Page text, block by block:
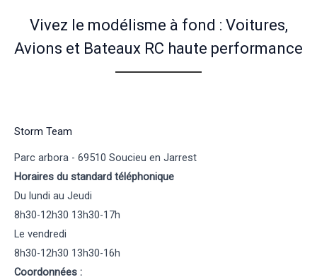
Vivez le modélisme à fond : Voitures,
Avions et Bateaux RC haute performance
Storm Team
Parc arbora - 69510 Soucieu en Jarrest
Horaires du standard téléphonique
Du lundi au Jeudi
8h30-12h30 13h30-17h
Le vendredi
8h30-12h30 13h30-16h
Coordonnées :